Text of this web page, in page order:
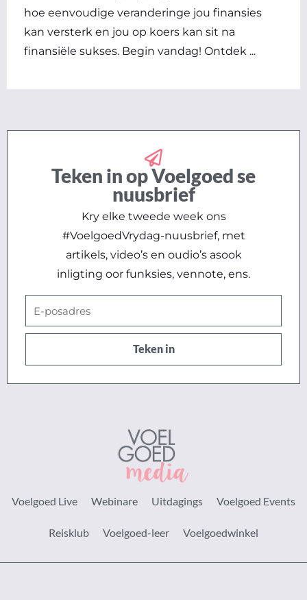
hoe eenvoudige veranderinge jou finansies
kan versterk en jou op koers kan sit na
finansiële sukses. Begin vandag! Ontdek ...
Teken in op Voelgoed se
nuusbrief
Kry elke tweede week ons
#VoelgoedVrydag-nuusbrief, met
artikels, video’s en oudio’s asook
inligting oor funksies, vennote, ens.
posadres
Teken in
Voelgoed Live Webinare Uitdagings Voelgoed Events
Reisklub Voelgoed-leer Voelgoedwinkel